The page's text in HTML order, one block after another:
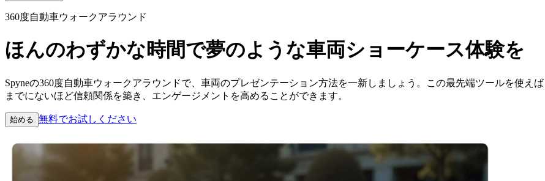
360度自動車ウォークアラウンド
ほんのわずかな時間で夢のような車両ショーケース体験を
Spyneの360度自動車ウォークアラウンドで、車両のプレゼンテーション方法を一新しましょう。この最先端ツールを使え
までにないほど信頼関係を築き、エンゲージメントを高めることができます。
始める 無料でお試しください